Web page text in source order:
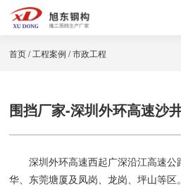
首页/工程案例 /市政工程
围挡厂家-深圳外环高速沙
深圳外环高速西起广深沿江高速
华、东莞塘厦及凤岗、龙岗、坪山等区